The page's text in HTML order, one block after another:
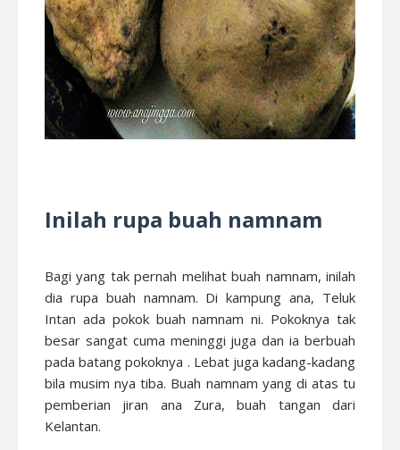
Inilah rupa buah namnam
Bagi yang tak pernah melihat buah namnam, inilah
dia rupa buah namnam. Di kampung ana, Teluk
Intan ada pokok buah namnam ni. Pokoknya tak
besar sangat cuma meninggi juga dan ia berbuah
pada batang pokoknya . Lebat juga kadang-kadang
bila musim nya tiba. Buah namnam yang di atas tu
pemberian jiran ana Zura, buah tangan dari
Kelantan.